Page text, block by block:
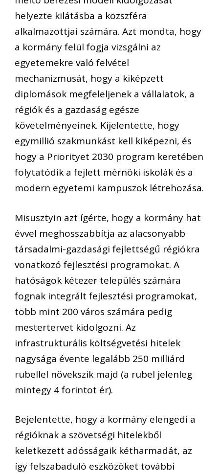
helyezte kilátásba a közszféra
alkalmazottjai számára. Azt mondta, hogy
a kormány felül fogja vizsgálni az
egyetemekre való felvétel
mechanizmusát, hogy a kiképzett
diplomások megfeleljenek a vállalatok, a
régiók és a gazdaság egésze
követelményeinek. Kijelentette, hogy
egymillió szakmunkást kell kiképezni, és
hogy a Priorityet 2030 program keretében
folytatódik a fejlett mérnöki iskolák és a
modern egyetemi kampuszok létrehozása.
Misusztyin azt ígérte, hogy a kormány hat
évvel meghosszabbítja az alacsonyabb
társadalmi-gazdasági fejlettségű régiókra
vonatkozó fejlesztési programokat. A
hatóságok kétezer település számára
fognak integrált fejlesztési programokat,
több mint 200 város számára pedig
mestertervet kidolgozni. Az
infrastrukturális költségvetési hitelek
nagysága évente legalább 250 milliárd
rubellel növekszik majd (a rubel jelenleg
mintegy 4 forintot ér).
Bejelentette, hogy a kormány elengedi a
régióknak a szövetségi hitelekből
keletkezett adósságaik kétharmadát, az
így felszabaduló eszközöket további